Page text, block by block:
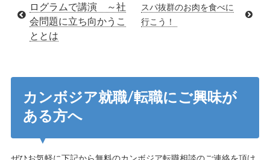
ログラムで講演 ～社
会問題に立ち向かうこ
ととは
スパ抜群のお肉を食べに
行こう！
カンボジア就職/転職にご興味が
ある方へ